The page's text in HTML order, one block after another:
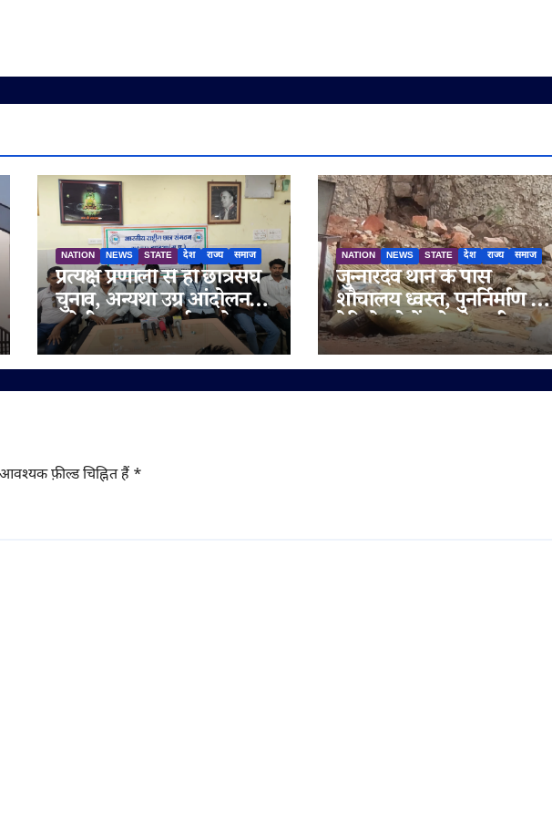
NATION NEWS STATE देश राज्य समाज
प्रत्यक्ष प्रणाली से हों छात्रसंघ
चुनाव, अन्यथा उग्र आंदोलन
करेगी एनएसयूआई: नरवेश
अमलियार
NATION NEWS STATE देश राज्य समाज
जुन्नारदेव थाने के पास
शौचालय ध्वस्त, पुनर्निर्माण में
देरी से लोगों को परेशानी;
व्यापारियों ने नगर पालिका से
लगाई गुहार
आवश्यक फ़ील्ड चिह्नित हैं *